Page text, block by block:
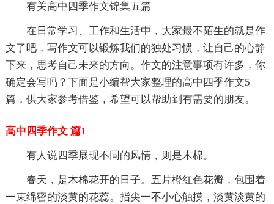
有关高中四季作文锦集五篇
在日常学习、工作和生活中，大家最不陌生的就是作
文了吧，写作文可以锻炼我们的独处习惯，让自己的心静
下来，思考自己未来的方向。作文的注意事项有许多，你
确定会写吗？下面是小编帮大家整理的高中四季作文5
篇，供大家参考借鉴，希望可以帮助到有需要的朋友。
高中四季作文 篇1
有人说四季展现不同的风情，则是木棉。
春天，是木棉花开的日子。五片橙红色花瓣，包围着
一束绵密的淡黄的花蕊。指尖一不小心触摸，淡黄淡黄的